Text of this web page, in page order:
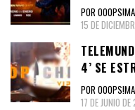
POR
15 DE
4’ SE
POR
17 DE JUNIO